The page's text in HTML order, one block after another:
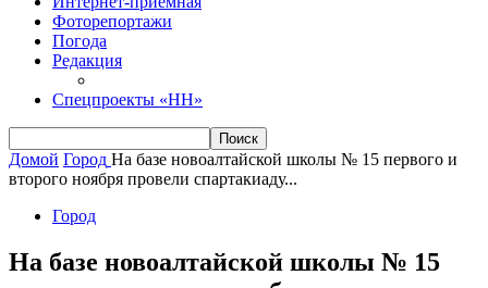
Фоторепортажи
Погода
Редакция
Спецпроекты «НН»
Домой Город На базе новоалтайской школы № 15 первого и
второго ноября провели спартакиаду...
Город
На базе новоалтайской школы № 15